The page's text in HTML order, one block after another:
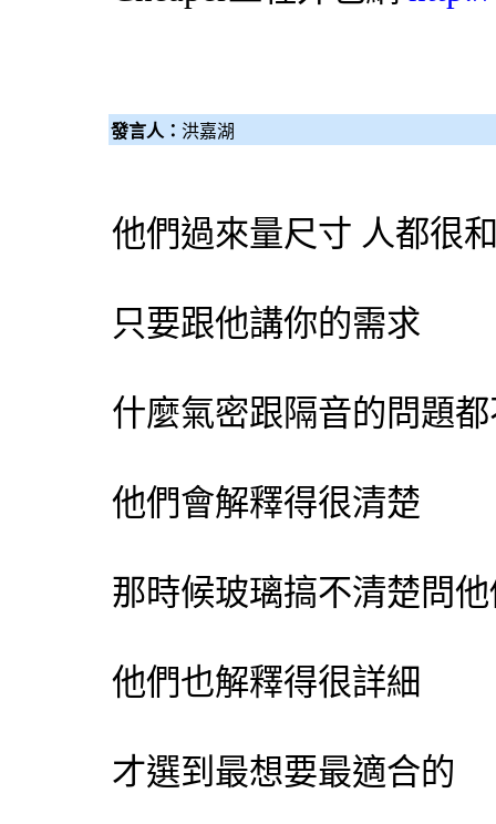
發言人： 洪嘉湖
他們過來量尺寸 人都很
只要跟他講你的需求
什麼氣密跟隔音的問題
他們會解釋得很清楚
那時候玻璃搞不清楚問
他們也解釋得很詳細
才選到最想要最適合的